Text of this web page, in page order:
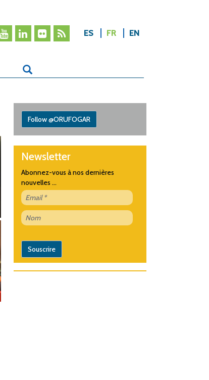
ES FR EN
Follow @ORUFOGAR
Newsletter
Abonnez-vous à nos dernières
nouvelles ...